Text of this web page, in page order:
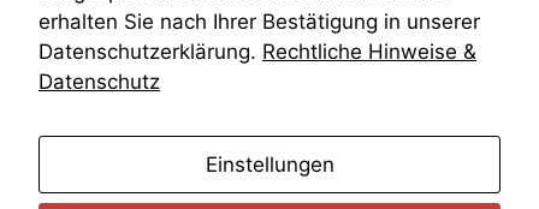
erhalten Sie nach Ihrer Bestätigung in unserer
Datenschutzerklärung. Rechtliche Hinweise &
Datenschutz
Einstellungen